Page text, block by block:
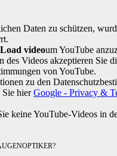
Daten zu schützen,
Load videoum YouTube
des Videos akzeptieren Sie
von YouTube.
zu den
Sie hierGoogle - Privacy &
keine YouTube-Videos in